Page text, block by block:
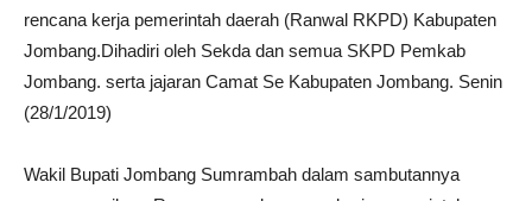
rencana kerja pemerintah daerah (Ranwal RKPD) Kabupaten
Jombang.Dihadiri oleh Sekda dan semua SKPD Pemkab
Jombang. serta jajaran Camat Se Kabupaten Jombang. Senin
(28/1/2019)
Wakil Bupati Jombang Sumrambah dalam sambutannya